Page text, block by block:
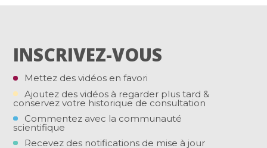
INSCRIVEZ-VOUS
Mettez des vidéos en favori
Ajoutez des vidéos à regarder plus tard &
conservez votre historique de consultation
Commentez avec la communauté
scientifique
Recevez des notifications de mise à jour